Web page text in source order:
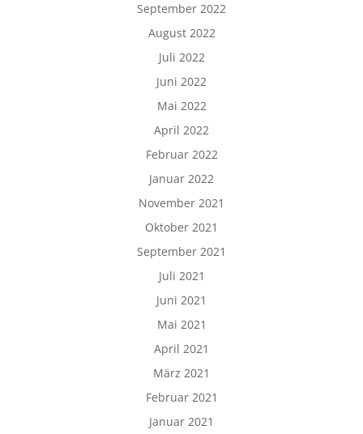
September 2022
August 2022
Juli 2022
Juni 2022
Mai 2022
April 2022
Februar 2022
Januar 2022
November 2021
Oktober 2021
September 2021
Juli 2021
Juni 2021
Mai 2021
April 2021
März 2021
Februar 2021
Januar 2021